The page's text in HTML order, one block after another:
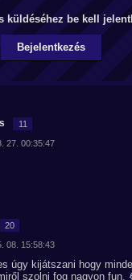
küldéséhez be kell
Bejelentkezés
11
27. 00:35:47
20
08. 15:58:43
úgy kijátszani hogy
szolni fog nagyon fun.